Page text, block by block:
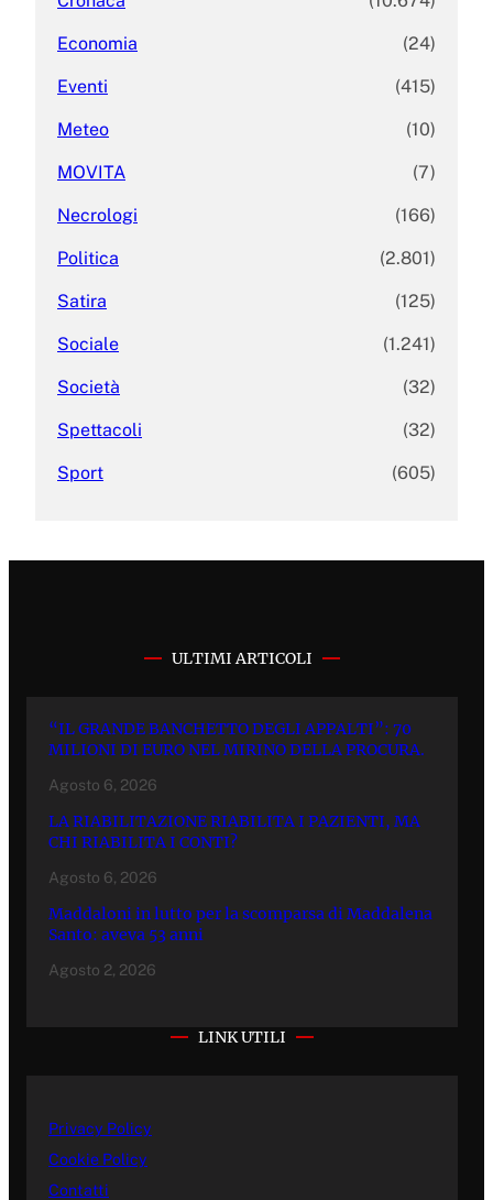
Economia (24)
Eventi (415)
Meteo (10)
MOVITA (7)
Necrologi (166)
Politica (2.801)
Satira (125)
Sociale (1.241)
Società (32)
Spettacoli (32)
Sport (605)
ULTIMI ARTICOLI
“IL GRANDE BANCHETTO DEGLI APPALTI”: 70
MILIONI DI EURO NEL MIRINO DELLA PROCURA.
Agosto 6, 2026
LA RIABILITAZIONE RIABILITA I PAZIENTI, MA
CHI RIABILITA I CONTI?
Agosto 6, 2026
Maddaloni in lutto per la scomparsa di Maddalena
Santo: aveva 53 anni
Agosto 2, 2026
LINK UTILI
Privacy Policy
Cookie Policy
Contatti